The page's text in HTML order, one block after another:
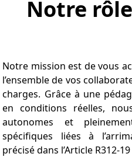
Notre
Notre mission est de vous
l’ensemble de vos
charges. Grâce à une
en conditions réelles,
autonomes et
spécifiques liées à
précisé dans l’Article R312-